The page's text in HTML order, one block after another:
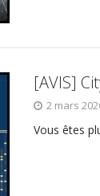
[AVIS]
2 mars
Vous êtes